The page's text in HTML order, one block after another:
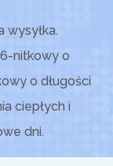
wysyłka.
nitkowy o
o długości
ciepłych i
dni.